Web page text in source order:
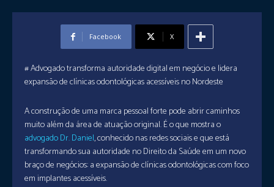
Facebook X
# Advogado transforma autoridade digital em negócio e lidera
expansão de clínicas odontológicas acessíveis no Nordeste
A construção de uma marca pessoal forte pode abrir caminhos
muito além da área de atuação original. É o que mostra o
advogado Dr. Daniel, conhecido nas redes sociais e que está
transformando sua autoridade no Direito da Saúde em um novo
braço de negócios: a expansão de clínicas odontológicas com foco
em implantes acessíveis.